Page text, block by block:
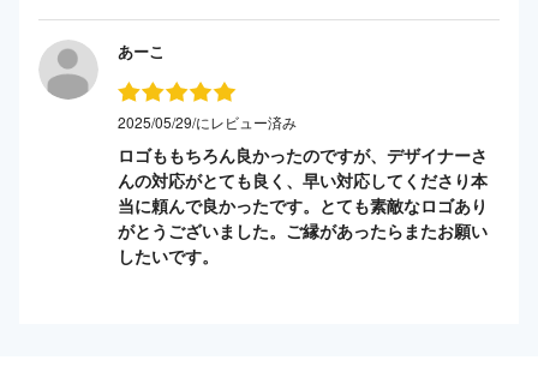
あーこ
2025/05/29/にレビュー済み
ロゴももちろん良かったのですが、デザイナーさ
んの対応がとても良く、早い対応してくださり本
当に頼んで良かったです。とても素敵なロゴあり
がとうございました。ご縁があったらまたお願い
したいです。